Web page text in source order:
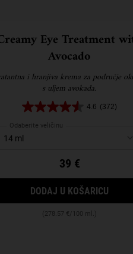
Eye Treatment
Avocado
i hranjiva krema za područje
s uljem avokada.
4.6 (372)
Odaberite veličinu
39 €
DODAJ U KOŠARICU
(278.57 €/100 ml.)